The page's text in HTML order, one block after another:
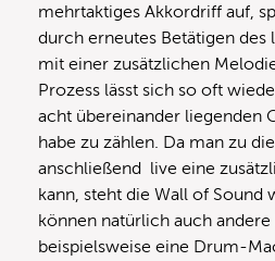
mehrtaktiges Akkordriff auf,
durch erneutes Betätigen des
mit einer zusätzlichen
Prozess lässt sich so oft
acht übereinander liegenden
habe zu zählen. Da man zu
anschließend live eine
kann, steht die Wall of Sound
können natürlich auch
beispielsweise eine Drum-